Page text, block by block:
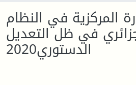
المركزية في النظام
في ظل التعديل
الدستوري2020